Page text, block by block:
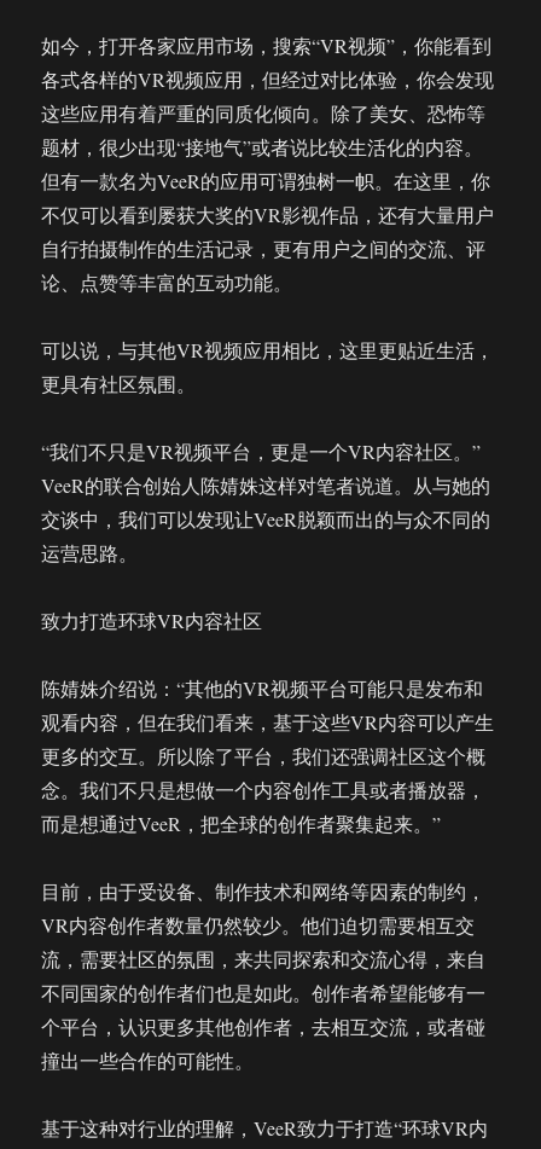
地
将
VR/AR
用
于
35
战
机
维
护
训
如今，打开各家应用市场，搜索“VR视频”，你能看到
各式各样的VR视频应用，但经过对比体验，你会发现
这些应用有着严重的同质化倾向。除了美女、恐怖等
题材，很少出现“接地气”或者说比较生活化的内容。
但有一款名为VeeR的应用可谓独树一帜。在这里，你
不仅可以看到屡获大奖的VR影视作品，还有大量用户
自行拍摄制作的生活记录，更有用户之间的交流、评
论、点赞等丰富的互动功能。
可以说，与其他VR视频应用相比，这里更贴近生活，
更具有社区氛围。
“我们不只是VR视频平台，更是一个VR内容社区。”
VeeR的联合创始人陈婧姝这样对笔者说道。从与她的
交谈中，我们可以发现让VeeR脱颖而出的与众不同的
运营思路。
致力打造环球VR内容社区
陈婧姝介绍说：“其他的VR视频平台可能只是发布和
观看内容，但在我们看来，基于这些VR内容可以产生
更多的交互。所以除了平台，我们还强调社区这个概
念。我们不只是想做一个内容创作工具或者播放器，
而是想通过VeeR，把全球的创作者聚集起来。”
目前，由于受设备、制作技术和网络等因素的制约，
VR内容创作者数量仍然较少。他们迫切需要相互交
流，需要社区的氛围，来共同探索和交流心得，来自
不同国家的创作者们也是如此。创作者希望能够有一
个平台，认识更多其他创作者，去相互交流，或者碰
撞出一些合作的可能性。
基于这种对行业的理解，VeeR致力于打造“环球VR内